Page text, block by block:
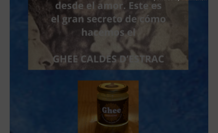
Tiendas
Contacto
Recetas